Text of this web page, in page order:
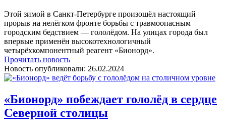
Этой зимой в Санкт-Петербурге произошёл настоящий
прорыв на нелёгком фронте борьбы с травмоопасным
городским бедствием — гололёдом. На улицах города был
впервые применён высокотехнологичный
четырёхкомпонентный реагент «Бионорд».
Прочитать новость
Новость опубликовали: 26.02.2024
«Бионорд» побеждает гололёд в сердце
Северной столицы